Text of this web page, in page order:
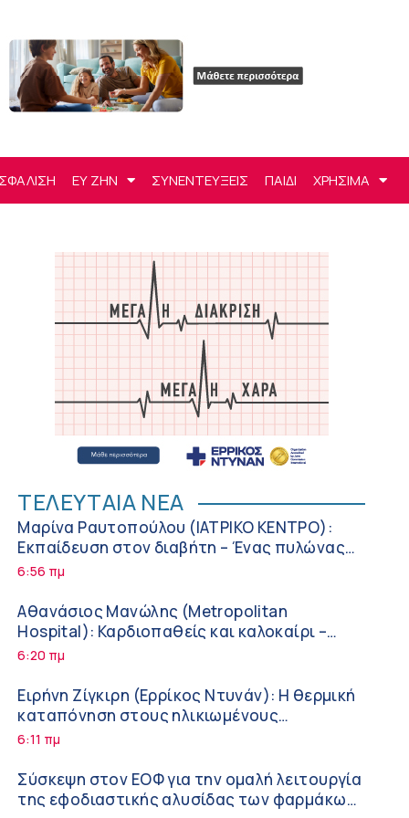
ΕΥ ΖΗΝ ΣΥΝΕΝΤΕΥΞΕΙΣ ΠΑΙΔΙ ΧΡΗΣΙΜΑ
ΤΕΛΕΥΤΑΙΑ ΝΕΑ
Μαρίνα Ραυτοπούλου (ΙΑΤΡΙΚΟ ΚΕΝΤΡΟ):
Εκπαίδευση στον διαβήτη – Ένας πυλώνας
της σύγχρονης φροντίδας
6:56 πμ
Αθανάσιος Μανώλης (Metropolitan
Hospital): Καρδιοπαθείς και καλοκαίρι –
Διακοπές με ασφάλεια
6:20 πμ
Ειρήνη Ζίγκιρη (Ερρίκος Ντυνάν): H θερμική
καταπόνηση στους ηλικιωμένους
εργαζόμενους
6:11 πμ
Σύσκεψη στον ΕΟΦ για την ομαλή λειτουργία
της εφοδιαστικής αλυσίδας των φαρμάκων